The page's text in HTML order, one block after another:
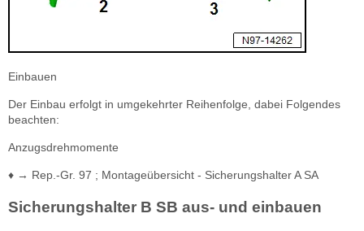
Einbauen
Der Einbau erfolgt in umgekehrter Reihenfolge, dabei Folgendes
beachten:
Anzugsdrehmomente
♦ → Rep.-Gr. 97 ; Montageübersicht - Sicherungshalter A SA
Sicherungshalter B SB aus- und einbauen